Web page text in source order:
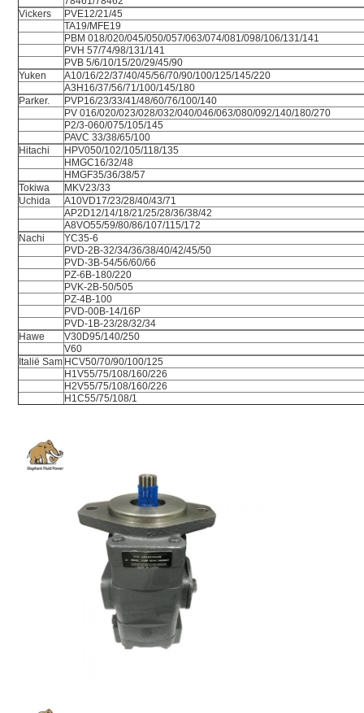
Vickers
PVE12/21/45
TA19/MFE19
PBM 018/020/045/050/057/063/074/081/098/106/131/141
PVH 57/74/98/131/141
PVB 5/6/10/15/20/29/45/90
Yuken
A10/16/22/37/40/45/56/70/90/100/125/145/220
A3H16/37/56/71/100/145/180
Parker.
PVP16/23/33/41/48/60/76/100/140
PV 016/020/023/028/032/040/046/063/080/092/140/180/270
P2/3-060/075/105/145
PAVC 33/38/65/100
Hitachi
HPV050/102/105/118/135
HMGC16/32/48
HMGF35/36/38/57
Tokiwa
MKV23/33
Uchida
A10VD17/23/28/40/43/71
AP2D12/14/18/21/25/28/36/38/42
A8VO55/59/80/86/107/115/172
Nachi
YC35-6
PVD-2B-32/34/36/38/40/42/45/50
PVD-3B-54/56/60/66
PZ-6B-180/220
PVK-2B-50/505
PZ-4B-100
PVD-00B-14/16P
PVD-1B-23/28/32/34
Hawe
V30D95/140/250
V60
Italië Sam HCV50/70/90/100/125
H1V55/75/108/160/226
H2V55/75/108/160/226
H1C55/75/108/1